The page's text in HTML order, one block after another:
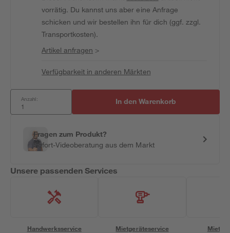
vorrätig. Du kannst uns aber eine Anfrage
schicken und wir bestellen ihn für dich (ggf. zzgl.
Transportkosten).
Artikel anfragen >
Verfügbarkeit in anderen Märkten
Anzahl: In den Warenkorb
Fragen zum Produkt?
Sofort-Videoberatung aus dem Markt
Unsere passenden Services
Handwerksservice Mietgeräteservice